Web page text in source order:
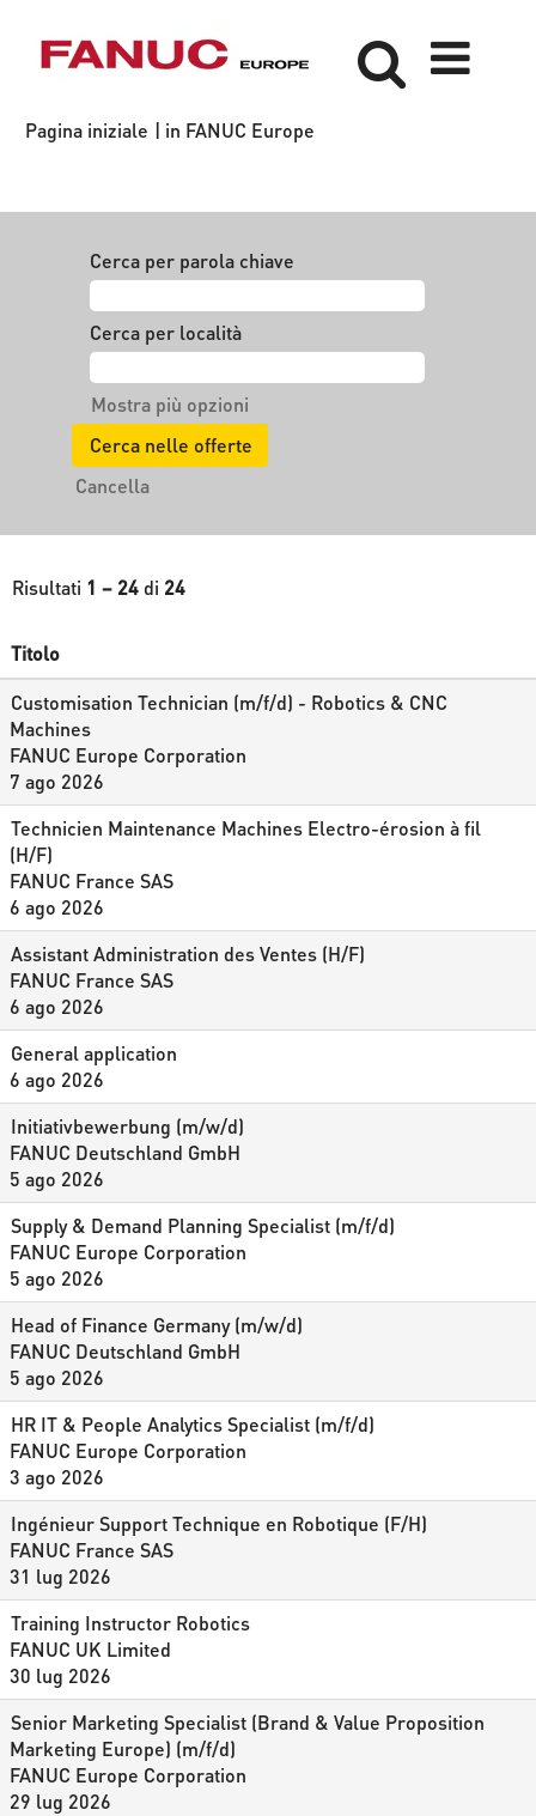
Pagina iniziale | in FANUC Europe
Cerca per parola chiave
Cerca per località
Mostra più opzioni
Cancella
Risultati 1 – 24 di 24
Titolo
Customisation Technician (m/f/d) - Robotics & CNC
Machines
FANUC Europe Corporation
7 ago 2026
Technicien Maintenance Machines Electro-érosion à fil
(H/F)
FANUC France SAS
6 ago 2026
Assistant Administration des Ventes (H/F)
FANUC France SAS
6 ago 2026
General application
6 ago 2026
Initiativbewerbung (m/w/d)
FANUC Deutschland GmbH
5 ago 2026
Supply & Demand Planning Specialist (m/f/d)
FANUC Europe Corporation
5 ago 2026
Head of Finance Germany (m/w/d)
FANUC Deutschland GmbH
5 ago 2026
HR IT & People Analytics Specialist (m/f/d)
FANUC Europe Corporation
3 ago 2026
Ingénieur Support Technique en Robotique (F/H)
FANUC France SAS
31 lug 2026
Training Instructor Robotics
FANUC UK Limited
30 lug 2026
Senior Marketing Specialist (Brand & Value Proposition
Marketing Europe) (m/f/d)
FANUC Europe Corporation
29 lug 2026